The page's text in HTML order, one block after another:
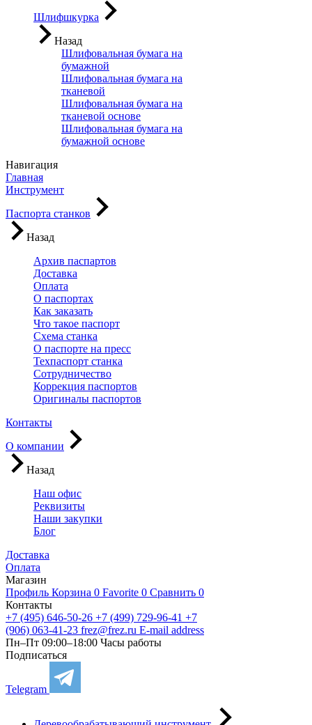
Шлифшкурка
Назад
Шлифовальная бумага на
бумажной
Шлифовальная бумага на
тканевой
Шлифовальная бумага на
тканевой основе
Шлифовальная бумага на
бумажной основе
Навигация
Главная
Инструмент
Паспорта станков
Назад
Архив паспартов
Доставка
Оплата
О паспортах
Как заказать
Что такое паспорт
Схема станка
О паспорте на пресс
Техпаспорт станка
Сотрудничество
Коррекция паспортов
Оригиналы паспортов
Контакты
О компании
Назад
Наш офис
Реквизиты
Наши закупки
Блог
Доставка
Оплата
Магазин
Профиль Корзина 0 Favorite 0 Сравнить 0
Контакты
+7 (495) 646-50-26 +7 (499) 729-96-41 +7
(906) 063-41-23 frez@frez.ru E-mail address
Пн–Пт 09:00–18:00 Часы работы
Подписаться
Telegram